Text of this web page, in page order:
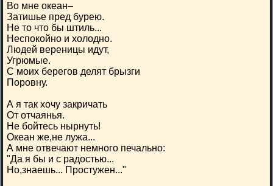
Во мне океан–
Затишье пред бурею.
Не то что бы штиль...
Неспокойно и холодно.
Людей вереницы идут,
Угрюмые.
С моих берегов делят брызги
Поровну.
А я так хочу закричать
От отчаянья.
Не бойтесь нырнуть!
Океан же,не лужа...
А мне отвечают немного печально:
"Да я бы и с радостью...
Но,знаешь... Простужен..."